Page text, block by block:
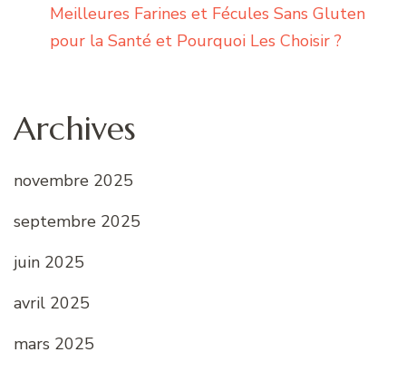
Meilleures Farines et Fécules Sans Gluten
pour la Santé et Pourquoi Les Choisir ?
Archives
novembre 2025
septembre 2025
juin 2025
avril 2025
mars 2025